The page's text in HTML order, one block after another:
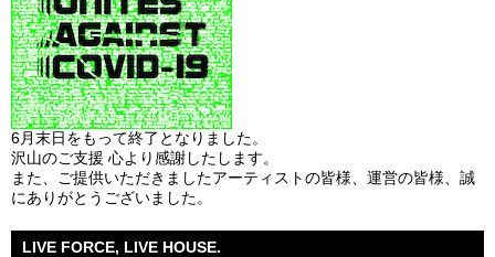
6月末日をもって終了となりました。
沢山のご支援 心より感謝したします。
また、ご提供いただきましたアーティストの皆様、運営の皆様、誠
にありがとうございました。
LIVE FORCE, LIVE HOUSE.